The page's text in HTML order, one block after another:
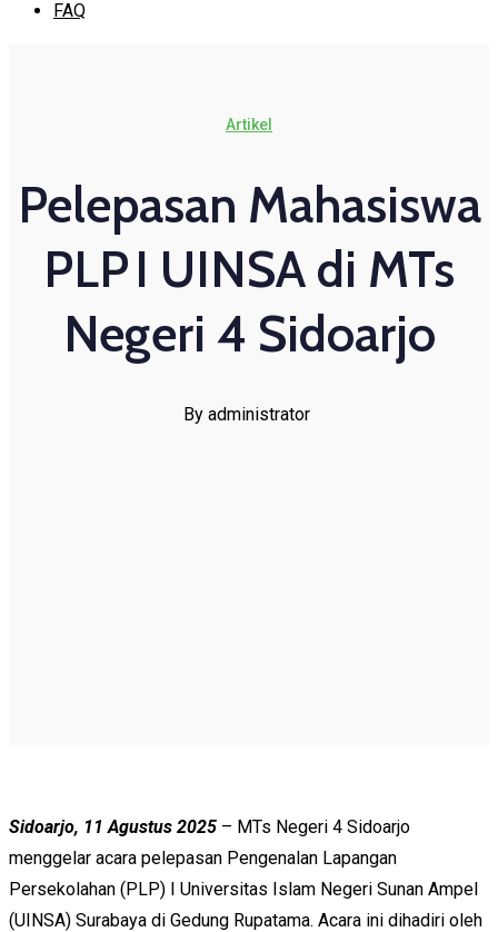
FAQ
Artikel
Pelepasan Mahasiswa
PLP I UINSA di MTs
Negeri 4 Sidoarjo
By administrator
Sidoarjo, 11 Agustus 2025 – MTs Negeri 4 Sidoarjo
menggelar acara pelepasan Pengenalan Lapangan
Persekolahan (PLP) I Universitas Islam Negeri Sunan Ampel
(UINSA) Surabaya di Gedung Rupatama. Acara ini dihadiri oleh